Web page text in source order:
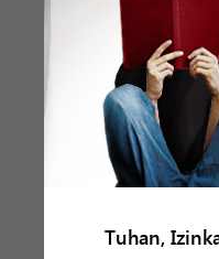
Tuhan,